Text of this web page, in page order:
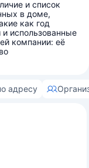
и список
в доме,
как год
и использованные
компании: её
адресу